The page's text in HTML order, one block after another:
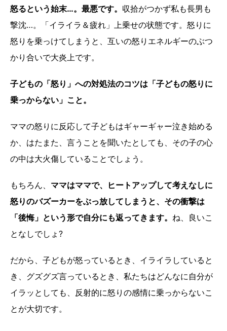
怒るという始末…。最悪です。 収拾がつかず私も長男も
撃沈…。「イライラ＆疲れ」上乗せの状態です。怒りに
怒りを乗っけてしまうと、互いの怒りエネルギーのぶつ
かり合いで大炎上です。
子どもの「怒り」への対処法のコツは「子どもの怒りに
乗っからない」こと。
ママの怒りに反応して子どもはギャーギャー泣き始める
か、はたまた、言うことを聞いたとしても、その子の心
の中は大火傷していることでしょう。
もちろん、 ママはママで、ヒートアップして考えなしに
怒りのバズーカーをぶっ放してしまうと、その衝撃は
「後悔」という形で自分にも返ってきます。 ね、良いこ
となしでしょ?
だから、子どもが怒っているとき、イライラしていると
き、グズグズ言っているとき、私たちはどんなに自分が
イラッとしても、反射的に怒りの感情に乗っからないこ
とが大切です。